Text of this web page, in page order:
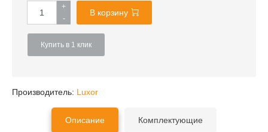
+
-
В корзину
Купить в 1 клик
Производитель: Luxor
Описание Комплектующие